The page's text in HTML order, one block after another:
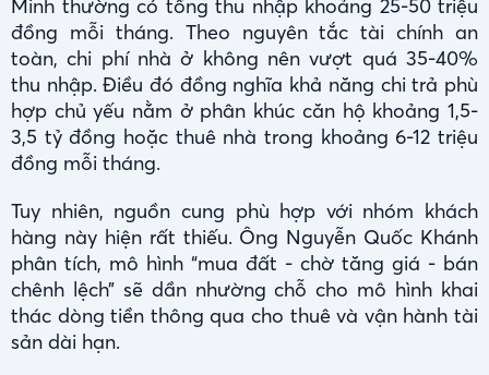
Minh thường có tổng thu nhập khoảng 25-50 triệu
đồng mỗi tháng. Theo nguyên tắc tài chính an
toàn, chi phí nhà ở không nên vượt quá 35-40%
thu nhập. Điều đó đồng nghĩa khả năng chi trả phù
hợp chủ yếu nằm ở phân khúc căn hộ khoảng 1,5-
3,5 tỷ đồng hoặc thuê nhà trong khoảng 6-12 triệu
đồng mỗi tháng.
Tuy nhiên, nguồn cung phù hợp với nhóm khách
hàng này hiện rất thiếu. Ông Nguyễn Quốc Khánh
phân tích, mô hình “mua đất - chờ tăng giá - bán
chênh lệch” sẽ dần nhường chỗ cho mô hình khai
thác dòng tiền thông qua cho thuê và vận hành tài
sản dài hạn.